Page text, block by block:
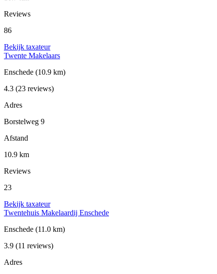
Reviews
86
Bekijk taxateur
Twente Makelaars
Enschede (10.9 km)
4.3 (23 reviews)
Adres
Borstelweg 9
Afstand
10.9 km
Reviews
23
Bekijk taxateur
Twentehuis Makelaardij Enschede
Enschede (11.0 km)
3.9 (11 reviews)
Adres